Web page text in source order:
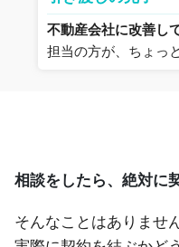
不動産会社に改善し
担当の方が、ちょっ
相談をしたら、絶対に
そんなことはありません